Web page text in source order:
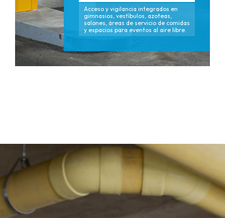
Acceso y vigilancia integrados en
gimnasios, vestíbulos, azoteas,
salones, áreas de servicio de comidas
y espacios para eventos al aire libre.